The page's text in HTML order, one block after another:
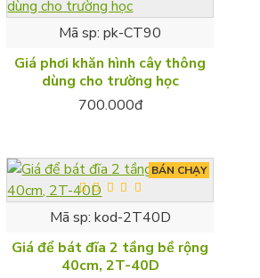
Mã sp: pk-CT90
Giá phơi khăn hình cây thông
dùng cho trường học
700.000đ
BÁN CHẠY
Mã sp: kod-2T40D
Giá để bát đĩa 2 tầng bề rộng
40cm, 2T-40D